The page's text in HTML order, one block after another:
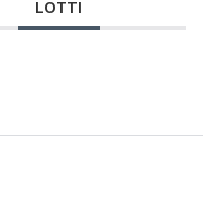
LOTTI